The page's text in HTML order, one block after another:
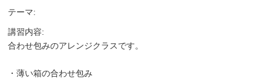
テーマ:
講習内容:
合わせ包みのアレンジクラスです。
・薄い箱の合わせ包み